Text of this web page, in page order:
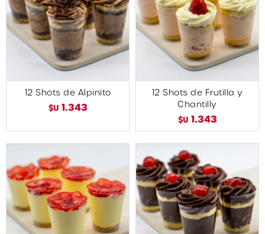
12 Shots de Alpinito
$U 1.343
12 Shots de Frutilla y
Chantilly
$U 1.343